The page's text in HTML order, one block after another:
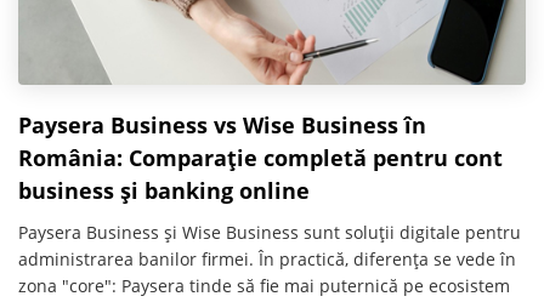
Paysera Business vs Wise Business în
România: Comparație completă pentru cont
business și banking online
Paysera Business și Wise Business sunt soluții digitale pentru
administrarea banilor firmei. În practică, diferența se vede în
zona "core": Paysera tinde să fie mai puternică pe ecosistem